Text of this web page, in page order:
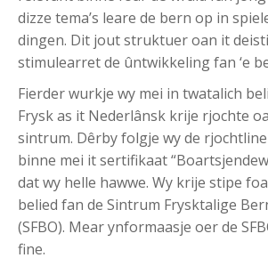
dizze tema’s leare de bern op in
dingen. Dit jout struktuer oan it
stimulearret de ûntwikkeling fan ‘e
Fierder wurkje wy mei in twatalich
Frysk as it Nederlânsk krije rjochte
sintrum. Dêrby folgje wy de
binne mei it sertifikaat
dat wy helle hawwe. Wy krije stipe
belied fan de Sintrum Frysktalige
(SFBO). Mear ynformaasje oer de
fine.